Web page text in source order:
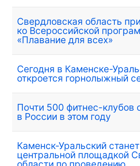
Свердловская область
ко Всероссийской
«Плавание для всех»
Сегодня в Каменске-
откроется горнолыжный
Почти 500 фитнес-клубов
в России в этом году
Каменск-Уральский станет
центральной площадкой